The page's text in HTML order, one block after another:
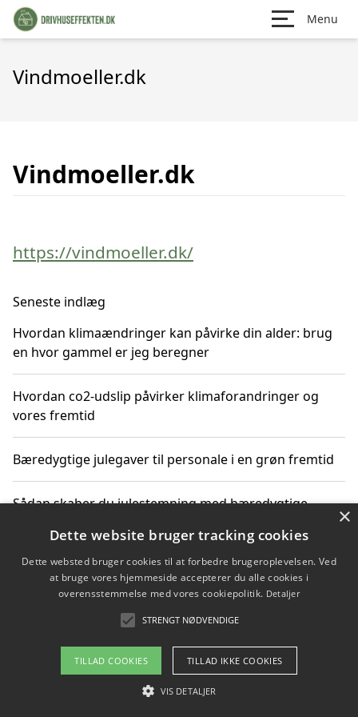
Menu
Vindmoeller.dk
Vindmoeller.dk
https://vindmoeller.dk/
Seneste indlæg
Hvordan klimaændringer kan påvirke din alder: brug
en hvor gammel er jeg beregner
Hvordan co2-udslip påvirker klimaforandringer og
vores fremtid
Bæredygtige julegaver til personale i en grøn fremtid
Sådan skaber du julestemning med bæredygtige
Sådan skaber du et bæredygtigt hjem med familien i
Copyright 2026 - Pilanto Aps
Om / kontakt
×
Dette website bruger tracking cookies
Dette websted bruger cookies til at forbedre brugeroplevelsen. Ved
at bruge vores hjemmeside accepterer du alle cookies i
overensstemmelse med vores cookiepolitik. Detaljer
STRENGT NØDVENDIGE
TILLAD COOKIES TILLAD IKKE COOKIES
VIS DETALJER